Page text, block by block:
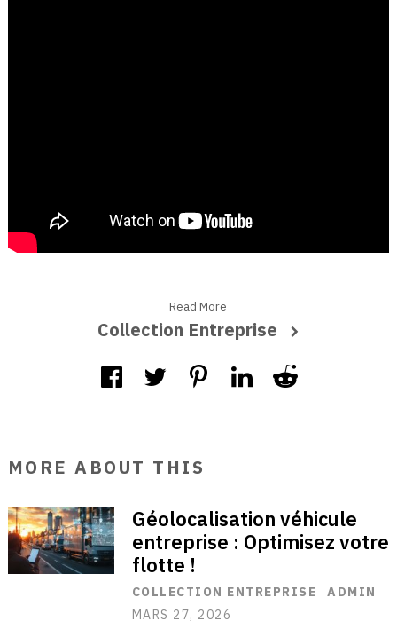
Read More
Collection Entreprise
MORE ABOUT THIS
Géolocalisation véhicule
entreprise : Optimisez votre
flotte !
COLLECTION ENTREPRISE
ADMIN
MARS 27, 2026